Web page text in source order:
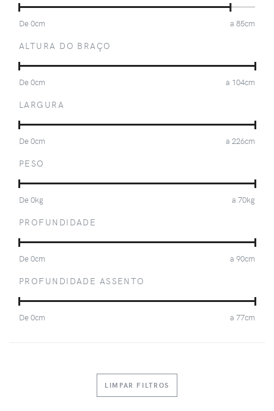
De0cm a 85cm
ALTURA DO BRAÇO
De0cm a 104cm
LARGURA
De0cm a 226cm
PESO
De0kg a 70kg
PROFUNDIDADE
De0cm a 90cm
PROFUNDIDADE ASSENTO
De0cm a 77cm
LIMPAR FILTROS